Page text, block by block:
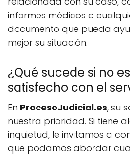
informes médicos o
documento que pueda
mejor su situación.
¿Qué sucede si no
satisfecho con el
En ProcesoJudicial.es, su
nuestra prioridad. Si tiene
inquietud, le invitamos a
que podamos abordar